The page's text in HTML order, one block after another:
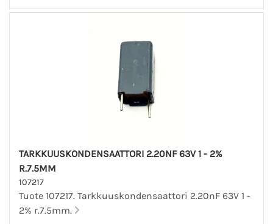
TARKKUUSKONDENSAATTORI 2.20NF 63V 1 - 2%
R.7.5MM
107217
Tuote 107217. Tarkkuuskondensaattori 2.20nF 63V 1 -
2% r.7.5mm.